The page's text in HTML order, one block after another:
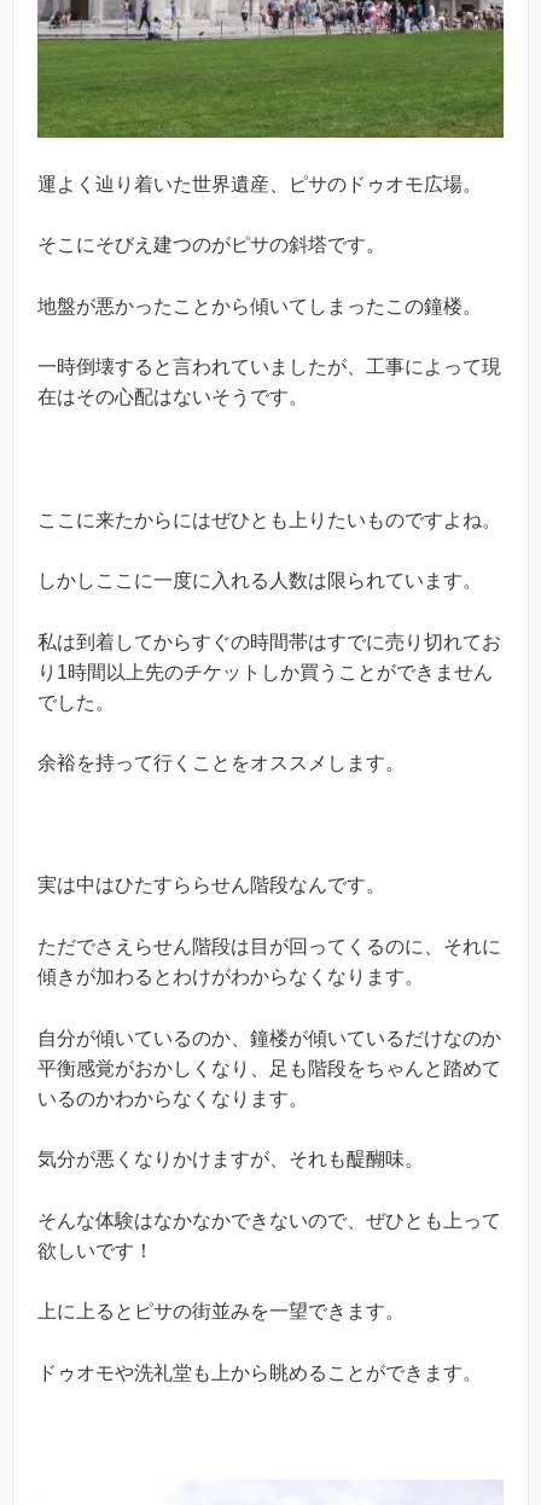
運よく辿り着いた世界遺産、ピサのドゥオモ広場。
そこにそびえ建つのがピサの斜塔です。
地盤が悪かったことから傾いてしまったこの鐘楼。
一時倒壊すると言われていましたが、工事によって現
在はその心配はないそうです。
ここに来たからにはぜひとも上りたいものですよね。
しかしここに一度に入れる人数は限られています。
私は到着してからすぐの時間帯はすでに売り切れてお
り1時間以上先のチケットしか買うことができません
でした。
余裕を持って行くことをオススメします。
実は中はひたすららせん階段なんです。
ただでさえらせん階段は目が回ってくるのに、それに
傾きが加わるとわけがわからなくなります。
自分が傾いているのか、鐘楼が傾いているだけなのか
平衡感覚がおかしくなり、足も階段をちゃんと踏めて
いるのかわからなくなります。
気分が悪くなりかけますが、それも醍醐味。
そんな体験はなかなかできないので、ぜひとも上って
欲しいです！
上に上るとピサの街並みを一望できます。
ドゥオモや洗礼堂も上から眺めることができます。